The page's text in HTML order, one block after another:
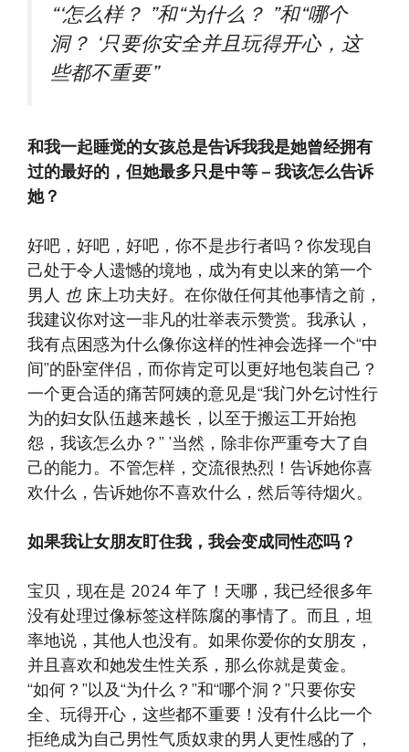
“‘怎么样？ ”和“为什么？ ”和“哪个
洞？ ‘只要你安全并且玩得开心，这
些都不重要”
和我一起睡觉的女孩总是告诉我我是她曾经拥有
过的最好的，但她最多只是中等 – 我该怎么告诉
她？
好吧，好吧，好吧，你不是步行者吗？你发现自
己处于令人遗憾的境地，成为有史以来的第一个
男人 也 床上功夫好。在你做任何其他事情之前，
我建议你对这一非凡的壮举表示赞赏。我承认，
我有点困惑为什么像你这样的性神会选择一个“中
间”的卧室伴侣，而你肯定可以更好地包装自己？
一个更合适的痛苦阿姨的意见是“我门外乞讨性行
为的妇女队伍越来越长，以至于搬运工开始抱
怨，我该怎么办？” ’当然，除非你严重夸大了自
己的能力。不管怎样，交流很热烈！告诉她你喜
欢什么，告诉她你不喜欢什么，然后等待烟火。
如果我让女朋友盯住我，我会变成同性恋吗？
宝贝，现在是 2024 年了！天哪，我已经很多年
没有处理过像标签这样陈腐的事情了。而且，坦
率地说，其他人也没有。如果你爱你的女朋友，
并且喜欢和她发生性关系，那么你就是黄金。
“如何？”以及“为什么？”和“哪个洞？”只要你安
全、玩得开心，这些都不重要！没有什么比一个
拒绝成为自己男性气质奴隶的男人更性感的了，